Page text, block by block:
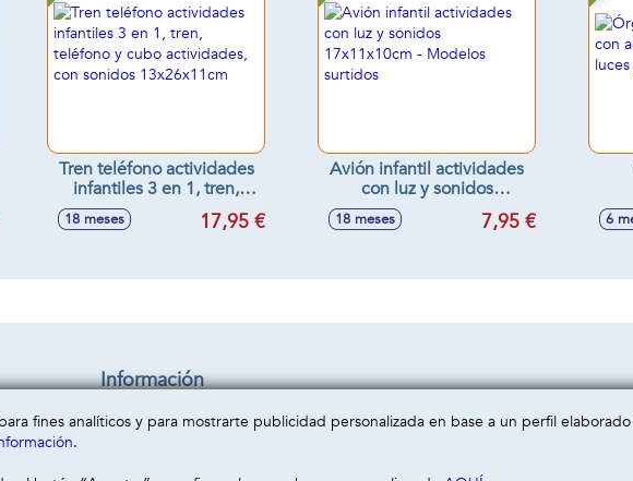
Tren teléfono actividades
infantiles 3 en 1, tren,
teléfono y cubo
actividades, con sonidos
18 meses 17,95 €
Avión infantil actividades
con luz y sonidos
17x11x10cm - Modelos
surtidos
18 meses 7,95 € 6
Información
Política de privacidad
fines analíticos y para mostrarte publicidad personalizada en base a un perfil
.